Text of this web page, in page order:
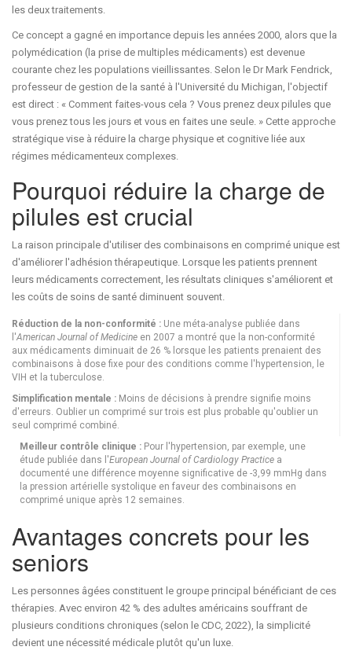
les deux traitements.
Ce concept a gagné en importance depuis les années 2000, alors que la
polymédication (la prise de multiples médicaments) est devenue
courante chez les populations vieillissantes. Selon le Dr Mark Fendrick,
professeur de gestion de la santé à l'Université du Michigan, l'objectif
est direct : « Comment faites-vous cela ? Vous prenez deux pilules que
vous prenez tous les jours et vous en faites une seule. » Cette approche
stratégique vise à réduire la charge physique et cognitive liée aux
régimes médicamenteux complexes.
Pourquoi réduire la charge de
pilules est crucial
La raison principale d'utiliser des combinaisons en comprimé unique est
d'améliorer l'adhésion thérapeutique. Lorsque les patients prennent
leurs médicaments correctement, les résultats cliniques s'améliorent et
les coûts de soins de santé diminuent souvent.
Réduction de la non-conformité : Une méta-analyse publiée dans
l'American Journal of Medicine en 2007 a montré que la non-conformité
aux médicaments diminuait de 26 % lorsque les patients prenaient des
combinaisons à dose fixe pour des conditions comme l'hypertension, le
VIH et la tuberculose.
Simplification mentale : Moins de décisions à prendre signifie moins
d'erreurs. Oublier un comprimé sur trois est plus probable qu'oublier un
seul comprimé combiné.
Meilleur contrôle clinique : Pour l'hypertension, par exemple, une
étude publiée dans l'European Journal of Cardiology Practice a
documenté une différence moyenne significative de -3,99 mmHg dans
la pression artérielle systolique en faveur des combinaisons en
comprimé unique après 12 semaines.
Avantages concrets pour les
seniors
Les personnes âgées constituent le groupe principal bénéficiant de ces
thérapies. Avec environ 42 % des adultes américains souffrant de
plusieurs conditions chroniques (selon le CDC, 2022), la simplicité
devient une nécessité médicale plutôt qu'un luxe.